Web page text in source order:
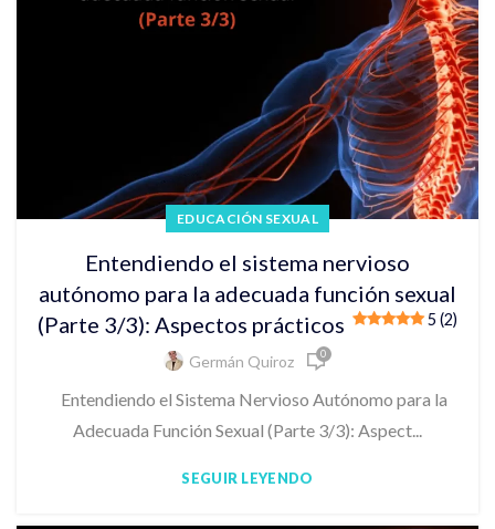
EDUCACIÓN SEXUAL
Entendiendo el sistema nervioso
autónomo para la adecuada función sexual
(Parte 3/3): Aspectos prácticos
5 (2)
Germán Quiroz 0
Entendiendo el Sistema Nervioso Autónomo para la
Adecuada Función Sexual (Parte 3/3): Aspect...
SEGUIR LEYENDO